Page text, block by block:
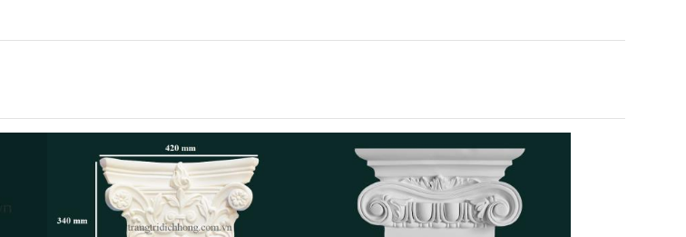
CÔNG TRÌNH SỬ DỤNG PHÀO
CHỈ HOA VĂN THẠCH CAO DO
CÔNG TY DỊCH HỒNG HAWA
THIẾT KẾ VÀ THI CÔNG THEO
Công trình thi công phào chỉ
thạch cao dát vàng kết hợp đèn
trần nghệ thuật của CT Dịch
NHÌN LẠI NHỮNG CÔNG
TRÌNH CAO CẤP – DẤU ẤN
DỊCH HỒNG HAWA TRONG
TRANG TRÍ NỘI NGOẠI THẤT